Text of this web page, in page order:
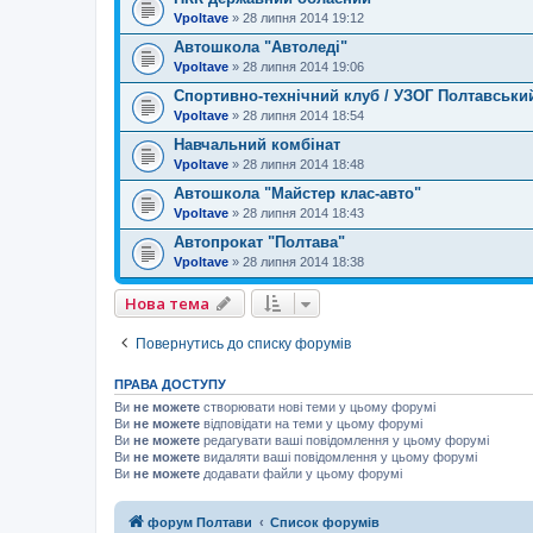
Vpoltave » 28 липня 2014 19:12
Автошкола "Автоледі"
Vpoltave » 28 липня 2014 19:06
Спортивно-технічний клуб / УЗОГ
Vpoltave » 28 липня 2014 18:54
Навчальний комбінат
Vpoltave » 28 липня 2014 18:48
Автошкола "Майстер клас-авто"
Vpoltave » 28 липня 2014 18:43
Автопрокат "Полтава"
Vpoltave » 28 липня 2014 18:38
Нова тема
Повернутись до списку форумів
ПРАВА ДОСТУПУ
Ви не можете створювати нові теми у цьому форумі
Ви не можете відповідати на теми у цьому форумі
Ви не можете редагувати ваші повідомлення у цьому форумі
Ви не можете видаляти ваші повідомлення у цьому форумі
Ви не можете додавати файли у цьому форумі
форум Полтави Список форумів